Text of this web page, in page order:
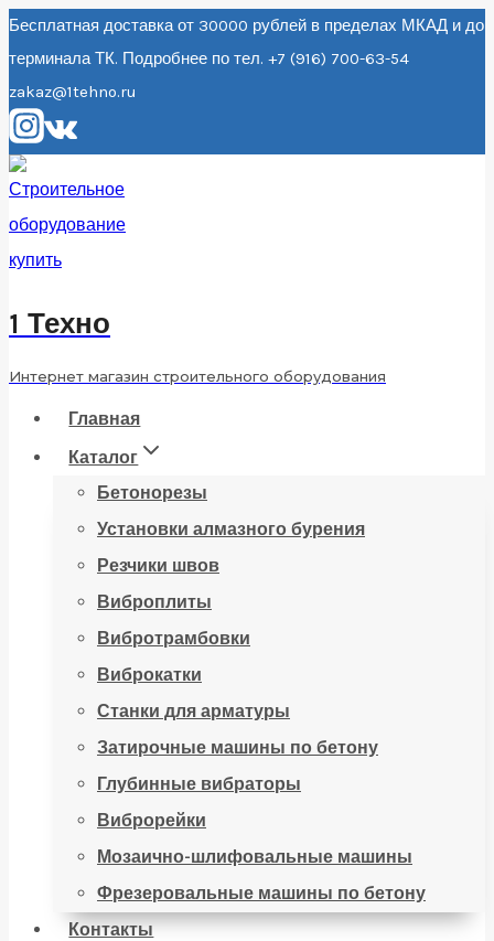
Перейти
к
содержанию
Бесплатная доставка от 30000 рублей в пределах МКАД и до
терминала ТК. Подробнее по тел. +7 (916) 700-63-54
zakaz@1tehno.ru
1 Техно
Интернет магазин строительного оборудования
Главная
Каталог
Бетонорезы
Установки алмазного бурения
Резчики швов
Виброплиты
Вибротрамбовки
Виброкатки
Станки для арматуры
Затирочные машины по бетону
Глубинные вибраторы
Виброрейки
Мозаично-шлифовальные машины
Фрезеровальные машины по бетону
Контакты